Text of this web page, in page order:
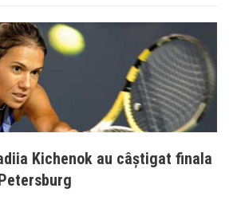
Kichenok au câștigat finala